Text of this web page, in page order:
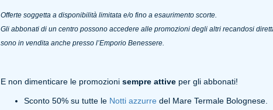
Offerte soggetta a disponibilità limitata e/o fino a esaurimento scorte.
Gli abbonati di un centro possono accedere alle promozioni degli altri recandosi
sono in vendita anche presso l’Emporio Benessere.
E non dimenticare le promozioni sempre attiveper gli abbonati!
Sconto 50% su tutte le Notti azzurre del Mare Termale Bolognese.